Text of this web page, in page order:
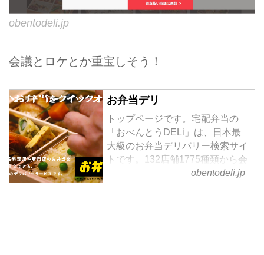
obentodeli.jp
会議とロケとか重宝しそう！
お弁当デリ
トップページです。宅配弁当の
「おべんとうDELi」は、日本最
大級のお弁当デリバリー検索サイ
トです。132店舗1775種類から会
議弁当、仕出し弁当、ロケ弁当な
ど様々なシーンでお客様の一番求
obentodeli.jp